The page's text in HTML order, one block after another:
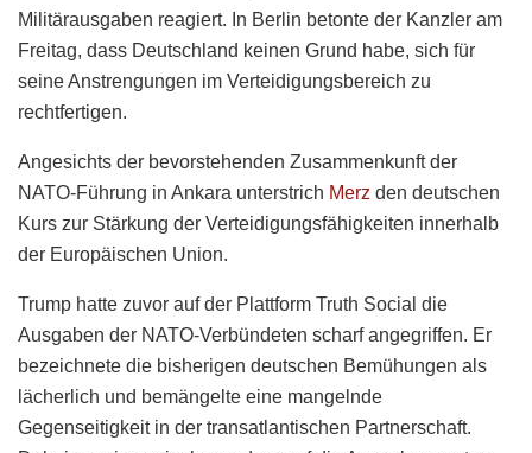
Militärausgaben reagiert. In Berlin betonte der Kanzler am
Freitag, dass Deutschland keinen Grund habe, sich für
seine Anstrengungen im Verteidigungsbereich zu
rechtfertigen.
Angesichts der bevorstehenden Zusammenkunft der
NATO-Führung in Ankara unterstrich Merz den deutschen
Kurs zur Stärkung der Verteidigungsfähigkeiten innerhalb
der Europäischen Union.
Trump hatte zuvor auf der Plattform Truth Social die
Ausgaben der NATO-Verbündeten scharf angegriffen. Er
bezeichnete die bisherigen deutschen Bemühungen als
lächerlich und bemängelte eine mangelnde
Gegenseitigkeit in der transatlantischen Partnerschaft.